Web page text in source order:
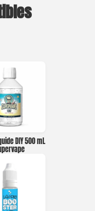
DIY 500 mL